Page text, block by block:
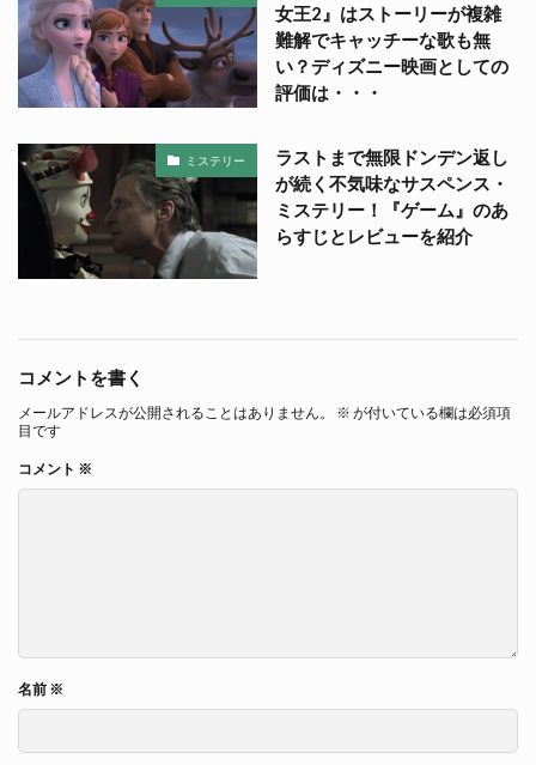
女王2』はストーリーが複雑
難解でキャッチーな歌も無
い？ディズニー映画としての
評価は・・・
ミステリー
ラストまで無限ドンデン返し
が続く不気味なサスペンス・
ミステリー！『ゲーム』のあ
らすじとレビューを紹介
コメントを書く
メールアドレスが公開されることはありません。 ※ が付いている欄は必須項
目です
コメント ※
名前 ※